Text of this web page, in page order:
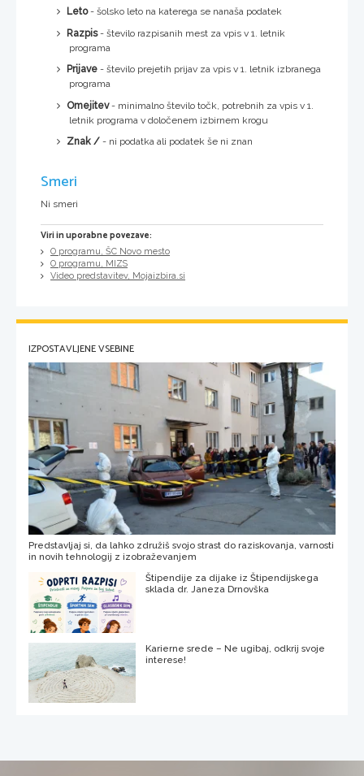
Leto- šolsko leto na katerega se nanaša podatek
Razpis- število razpisanih mest za vpis v 1. letnik
programa
Prijave - število prejetih prijav za vpis v 1. letnik izbranega
programa
Omejitev- minimalno število točk, potrebnih za vpis v 1.
letnik programa v določenem izbirnem krogu
Znak / - ni podatka ali podatek še ni znan
Smeri
Ni smeri
Viri in uporabne povezave:
O programu, ŠC Novo mesto
O programu, MIZS
Video predstavitev, Mojaizbira.si
IZPOSTAVLJENE VSEBINE
Predstavljaj si, da lahko združiš svojo strast do raziskovanja, varnosti
in novih tehnologij z izobraževanjem
Štipendije za dijake iz Štipendijskega
sklada dr. Janeza Drnovška
Karierne srede – Ne ugibaj, odkrij svoje
interese!